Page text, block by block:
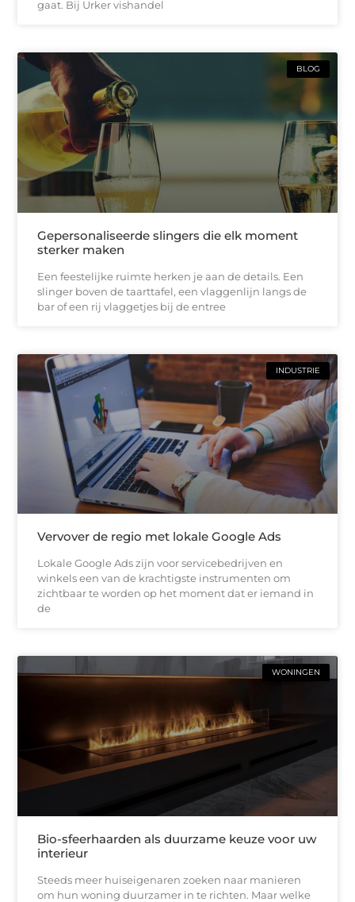
gaat. Bij Urker vishandel
BLOG
Gepersonaliseerde slingers die elk moment
sterker maken
Een feestelijke ruimte herken je aan de details. Een
slinger boven de taarttafel, een vlaggenlijn langs de
bar of een rij vlaggetjes bij de entree
INDUSTRIE
Vervover de regio met lokale Google Ads
Lokale Google Ads zijn voor servicebedrijven en
winkels een van de krachtigste instrumenten om
zichtbaar te worden op het moment dat er iemand in
de
WONINGEN
Bio-sfeerhaarden als duurzame keuze voor uw
interieur
Steeds meer huiseigenaren zoeken naar manieren
om hun woning duurzamer in te richten. Maar welke